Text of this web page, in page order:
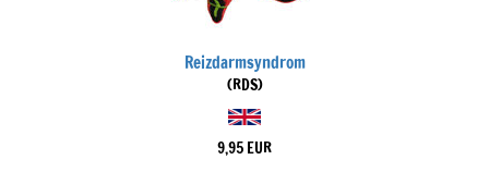
Reizdarmsyndrom
(RDS)
9,95 EUR